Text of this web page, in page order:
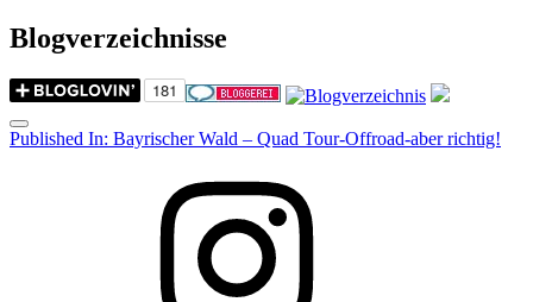
Blogverzeichnisse
Menu
Post
Published In: Bayrischer Wald – Quad Tour-Offroad-aber richtig!